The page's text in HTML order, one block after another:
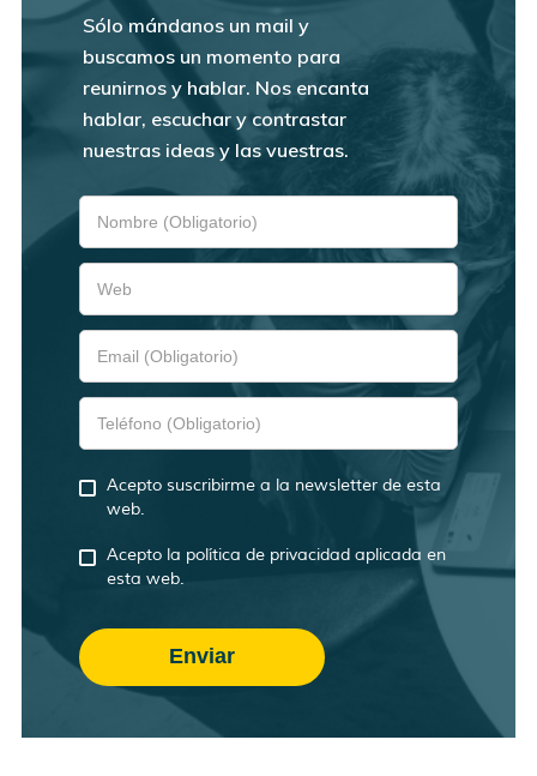
Sólo mándanos un mail y
buscamos un momento para
reunirnos y hablar. Nos encanta
hablar, escuchar y contrastar
nuestras ideas y las vuestras.
Acepto suscribirme a la newsletter de esta
web.
Acepto la política de privacidad aplicada en
esta web.